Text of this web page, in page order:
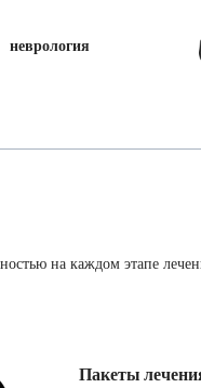
неврология
на каждом этапе
Пакеты